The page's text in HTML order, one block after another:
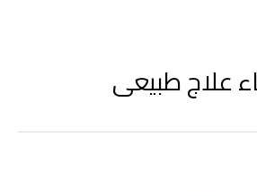
علاج طبيعى